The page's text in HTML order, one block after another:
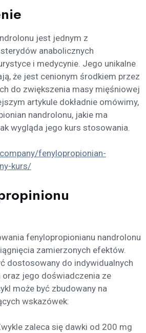
jest jednym z
anabolicznych
i medycynie. Jego unikalne
że jest cenionym środkiem przez
do zwiększenia masy mięśniowej
artykule dokładnie omówimy,
nandrolonu, jakie ma
wygląda jego kurs stosowania.
fenylopropionian-
kurs/
fenylopropionianu nandrolonu
zamierzonych efektów.
dostosowany do indywidualnych
oraz jego doświadczenia ze
może być zbudowany na
wskazówek:
zaleca się dawki od 200 mg